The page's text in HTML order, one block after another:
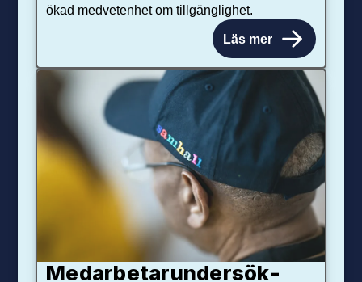
ökad medvetenhet om tillgänglighet.
Läs mer
Medarbetar­under­sök­